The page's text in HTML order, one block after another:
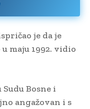
je da je
maju 1992. vidio
Bosne i
angažovan i s